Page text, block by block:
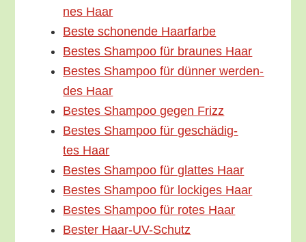
nes Haar
Bes­te scho­nen­de Haarfarbe
Bes­tes Sham­poo für brau­nes Haar
Bes­tes Sham­poo für dün­ner wer­den­
des Haar
Bes­tes Sham­poo gegen Frizz
Bes­tes Sham­poo für geschä­dig­
tes Haar
Bes­tes Sham­poo für glat­tes Haar
Bes­tes Sham­poo für locki­ges Haar
Bes­tes Sham­poo für rotes Haar
Bes­ter Haar-UV-Schutz